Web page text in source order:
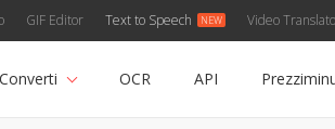
GIF Editor Text to Speech Video
Converti OCR API